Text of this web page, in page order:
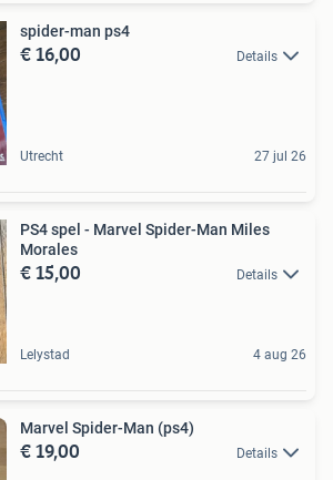
spider-man ps4
€ 16,00 Details
Utrecht 27 jul 26
PS4 spel - Marvel Spider-Man Miles
Morales
€ 15,00 Details
Lelystad 4 aug 26
Marvel Spider-Man (ps4)
€ 19,00 Details